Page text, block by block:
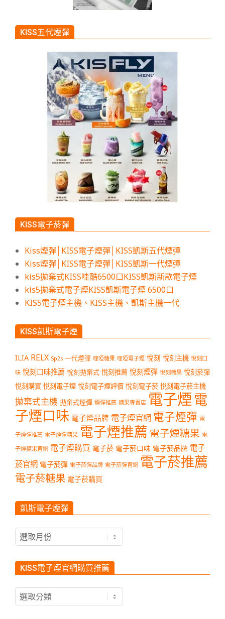
KISS五代煙彈
KISS電子菸彈
Kiss煙彈│KISS電子煙彈│KISS凱斯五代煙彈
Kiss煙彈│KISS電子煙彈│KISS凱斯一代煙彈
kis5拋棄式KISS哇酷6500口KISS凱斯新款電子煙
kis5拋棄式電子煙KISS凱斯電子煙 6500口
KIS5電子煙主機、KISS主機、凱斯主機一代
KISS凱斯電子煙
ILIA RELX Sp2s 一代煙彈 哩啞糖果 哩啞電子煙 悅刻 悅刻主機 悅刻口
味 悅刻口味推薦 悅刻拋棄式 悅刻推薦 悅刻煙彈 悅刻糖果 悅刻菸彈
悅刻購買 悅刻電子煙 悅刻電子煙評價 悅刻電子菸 悅刻電子菸主機
拋棄式主機 拋棄式煙彈 煙彈推薦 糖果專賣店 電子煙電
子煙口味 電子煙品牌 電子煙官網 電子煙彈 電
子煙彈推薦 電子煙彈糖果 電子煙推薦 電子煙糖果 電
子煙糖果官網 電子煙購買 電子菸 電子菸口味 電子菸品牌 電子
菸官網 電子菸彈 電子菸彈品牌 電子菸彈官網 電子菸推薦
電子菸糖果 電子菸購買
凱斯電子煙彈
凱
斯
子
煙
彈
KISS電子煙官網購買推薦
KISS
電